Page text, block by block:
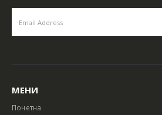
МЕНИ
Почетна